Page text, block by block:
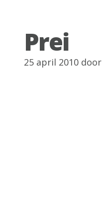
Prei
25 april 2010 door